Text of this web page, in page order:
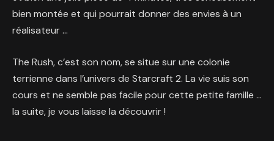
bien montée et qui pourrait donner des envies à un
réalisateur …
The Rush, c’est son nom, se situe sur une colonie
terrienne dans l’univers de Starcraft 2. La vie suis son
cours et ne semble pas facile pour cette petite famille …
la suite, je vous laisse la découvrir!